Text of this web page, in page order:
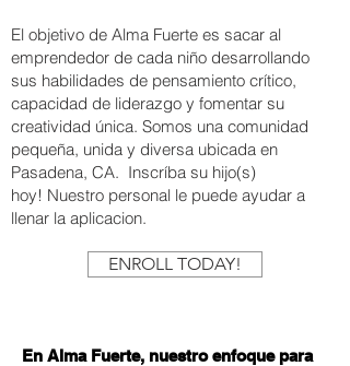
El objetivo de Alma Fuerte es sacar al
emprendedor de cada niño desarrollando
sus habilidades de pensamiento crítico,
capacidad de liderazgo y fomentar su
creatividad única. Somos una comunidad
pequeña, unida y diversa ubicada en
Pasadena, CA. Inscríba su hijo(s)
hoy! Nuestro personal le puede ayudar a
llenar la aplicacion.
ENROLL TODAY!
En Alma Fuerte, nuestro enfoque para